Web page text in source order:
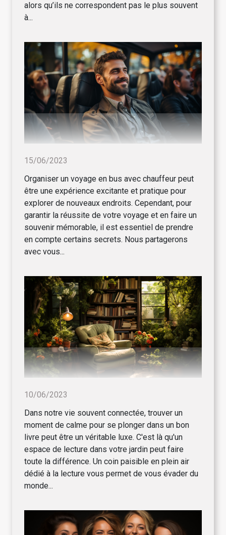
alors qu’ils ne correspondent pas le plus souvent
à...
15/06/2023
Organiser un voyage en bus avec chauffeur peut
être une expérience excitante et pratique pour
explorer de nouveaux endroits. Cependant, pour
garantir la réussite de votre voyage et en faire un
souvenir mémorable, il est essentiel de prendre
en compte certains secrets. Nous partagerons
avec vous...
10/06/2023
Dans notre vie souvent connectée, trouver un
moment de calme pour se plonger dans un bon
livre peut être un véritable luxe. C'est là qu'un
espace de lecture dans votre jardin peut faire
toute la différence. Un coin paisible en plein air
dédié à la lecture vous permet de vous évader du
monde...